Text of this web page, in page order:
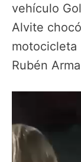
vehículo
Alvite
motocicleta
Rubén